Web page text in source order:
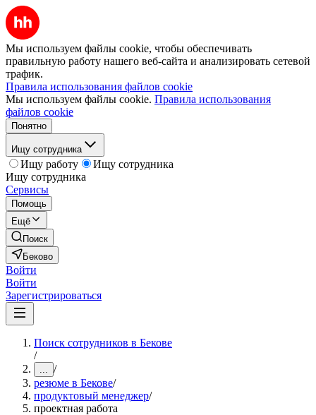
Мы используем файлы cookie, чтобы обеспечивать
правильную работу нашего веб-сайта и анализировать сетевой
трафик.
Правила использования файлов cookie
Мы используем файлы cookie. Правила использования
файлов cookie
Понятно
Ищу сотрудника
Ищу работу
Ищу сотрудника
Ищу сотрудника
Сервисы
Помощь
Ещё
Поиск
Беково
Войти
Войти
Зарегистрироваться
Поиск сотрудников в Бекове
/
... /
резюме в Бекове/
продуктовый менеджер/
проектная работа